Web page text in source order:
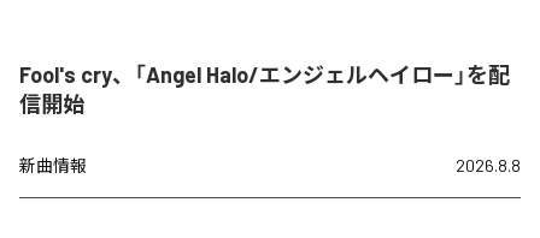
Fool's cry、「Angel Halo/エンジェルヘイロー」を配
信開始
新曲情報 2026.8.8